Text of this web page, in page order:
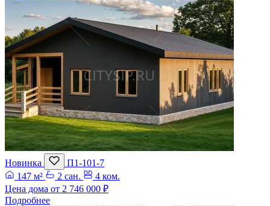
Новинка
П1-101-7
147 м²
2 сан.
4 ком.
Цена дома от 2 746 000 ₽
Подробнее